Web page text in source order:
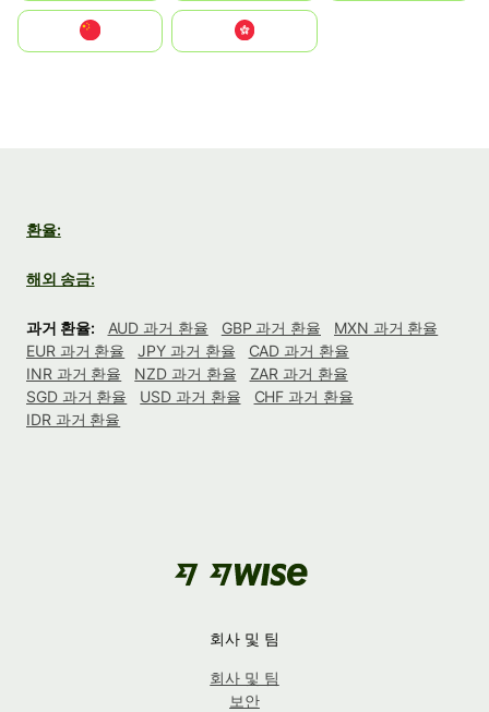
中國香港特別行政區
환율:
해외 송금:
과거 환율: AUD 과거 환율 GBP 과거 환율
MXN 과거 환율
EUR 과거 환율
JPY 과거 환율
CAD 과거 환율
INR 과거 환율
NZD 과거 환율
ZAR 과거 환율
SGD 과거 환율
USD 과거 환율
CHF 과거 환율
IDR 과거 환율
회사 및 팀
회사 및 팀
보안